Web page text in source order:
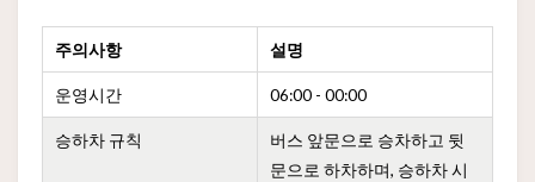
주의사항 설명
운영시간 06:00 - 00:00
승하차 규칙
버스 앞문으로 승차하고 뒷
문으로 하차하며, 승하차 시